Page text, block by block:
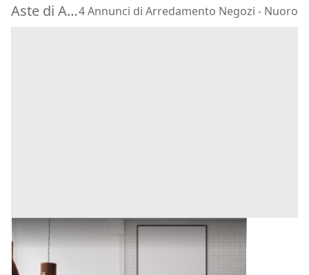
Aste di Arredamento Negozi Nuoro4 Annunci di Arredamento Negozi - Nuoro
Mobili da Casa e varie all'asta a Nuoro
Offerta minima
10.000 €